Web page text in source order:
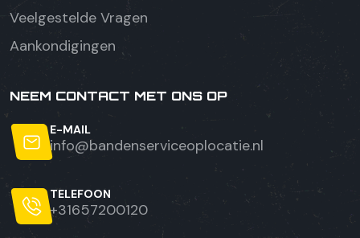
Veelgestelde Vragen
Aankondigingen
NEEM CONTACT MET ONS OP
E-MAIL
info@bandenserviceoplocatie.nl
TELEFOON
+31657200120